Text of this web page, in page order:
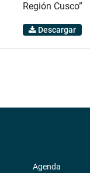
Región Cusco”
Descargar
Agenda